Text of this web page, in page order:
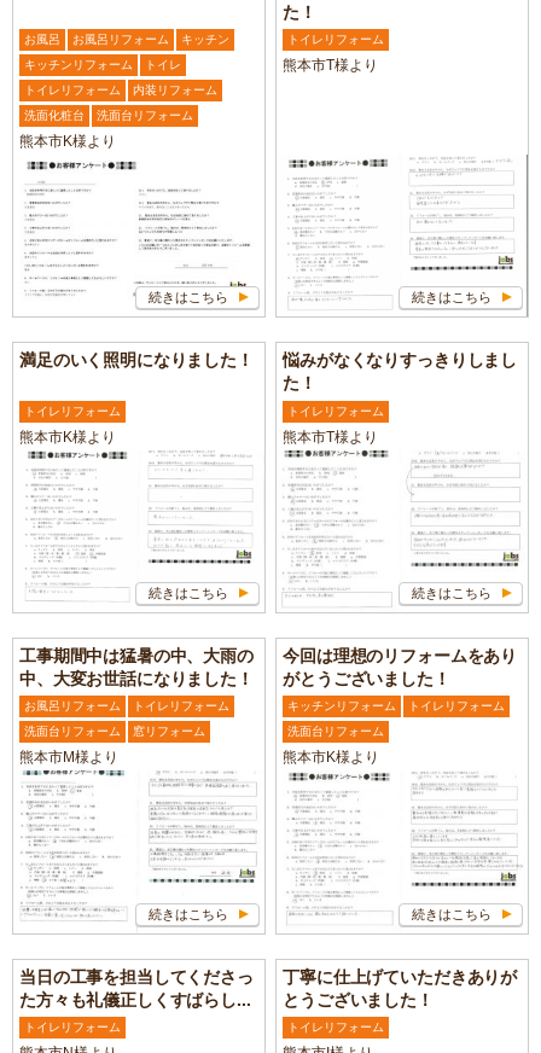
お風呂 お風呂リフォーム
キッチン
キッチンリフォーム
トイレ
トイレリフォーム
内装リフォーム
洗面化粧台
洗面台リフォーム
熊本市K様より
続きはこちら
た！
トイレリフォーム
熊本市T様より
続きはこちら
満足のいく照明になりました！
トイレリフォーム
熊本市K様より
続きはこちら
悩みがなくなりすっきりしまし
た！
トイレリフォーム
熊本市T様より
続きはこちら
工事期間中は猛暑の中、大雨の
中、大変お世話になりました！
お風呂リフォーム
トイレリフォーム
洗面台リフォーム
窓リフォーム
熊本市M様より
続きはこちら
今回は理想のリフォームをあり
がとうございました！
キッチンリフォーム
トイレリフォーム
洗面台リフォーム
熊本市K様より
続きはこちら
当日の工事を担当してくださっ
た方々も礼儀正しくすばらし...
トイレリフォーム
丁寧に仕上げていただきありが
とうございました！
トイレリフォーム